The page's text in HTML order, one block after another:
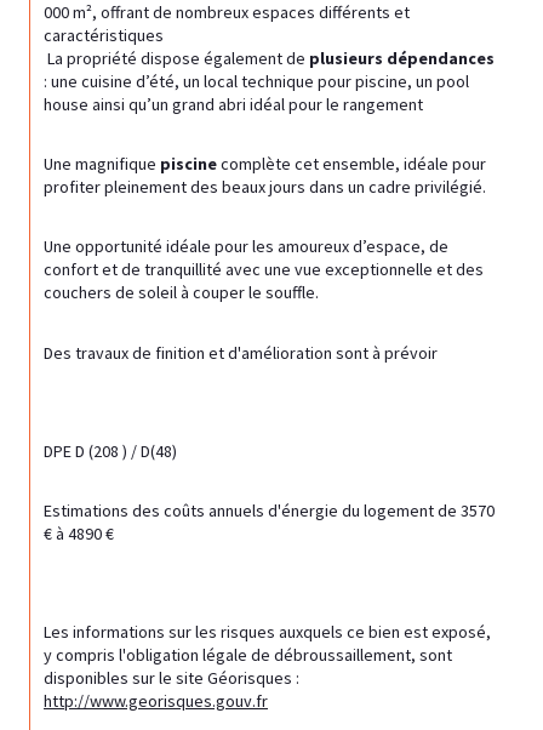
000 m², offrant de nombreux espaces différents et
caractéristiques
La propriété dispose également de plusieurs dépendances
: une cuisine d’été, un local technique pour piscine, un pool
house ainsi qu’un grand abri idéal pour le rangement
Une magnifique piscine complète cet ensemble, idéale pour
profiter pleinement des beaux jours dans un cadre privilégié.
Une opportunité idéale pour les amoureux d’espace, de
confort et de tranquillité avec une vue exceptionnelle et des
couchers de soleil à couper le souffle.
Des travaux de finition et d'amélioration sont à prévoir
DPE D (208 ) / D(48)
Estimations des coûts annuels d'énergie du logement de 3570
€ à 4890 €
Les informations sur les risques auxquels ce bien est exposé,
y compris l'obligation légale de débroussaillement, sont
disponibles sur le site Géorisques :
http://www.georisques.gouv.fr